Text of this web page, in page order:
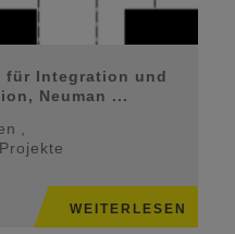
für Integration und
Neuman ...
WEITERLESEN